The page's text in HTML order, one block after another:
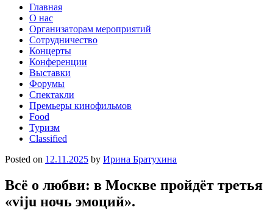
Skip
content
Главная
О нас
Организаторам мероприятий
Сотрудничество
Концерты
Конференции
Выставки
Форумы
Спектакли
Премьеры кинофильмов
Food
Туризм
Сlassified
Posted on 12.11.2025 by Ирина Братухина
Всё о любви: в Москве пройдёт третья
«viju ночь эмоций».